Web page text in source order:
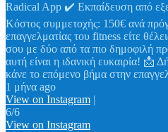
Radical App ✔️ Εκπαίδευση από
Κόστος συμμετοχής: 150€ ανά
επαγγελματίας του fitness είτε
σου με δύο από τα πιο δημοφιλή
αυτή είναι η ιδανική ευκαιρία!
κάνε το επόμενο βήμα στην
1 μήνα ago
View on Instagram |
6/6
View on Instagram